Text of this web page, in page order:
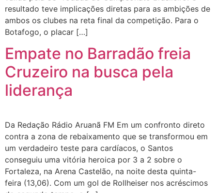
resultado teve implicações diretas para as ambições de
ambos os clubes na reta final da competição. Para o
Botafogo, o placar […]
Empate no Barradão freia
Cruzeiro na busca pela
liderança
Da Redação Rádio Aruanã FM Em um confronto direto
contra a zona de rebaixamento que se transformou em
um verdadeiro teste para cardíacos, o Santos
conseguiu uma vitória heroica por 3 a 2 sobre o
Fortaleza, na Arena Castelão, na noite desta quinta-
feira (13,06). Com um gol de Rollheiser nos acréscimos